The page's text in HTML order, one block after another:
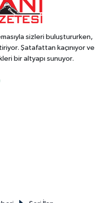
sizleri buluştururken,
Şatafattan kaçınıyor ve
bir altyapı sunuyor.